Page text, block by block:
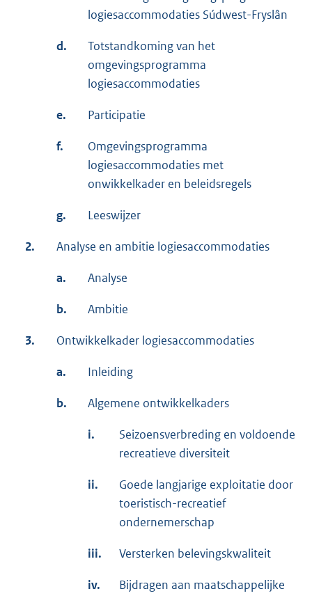
logiesaccommodaties Súdwest-Fryslân
d.
Totstandkoming van het
omgevingsprogramma
logiesaccommodaties
e. Participatie
f.
Omgevingsprogramma
logiesaccommodaties met
onwikkelkader en beleidsregels
g. Leeswijzer
2. Analyse en ambitie logiesaccommodaties
a. Analyse
b. Ambitie
3. Ontwikkelkader logiesaccommodaties
a. Inleiding
b. Algemene ontwikkelkaders
i.
Seizoensverbreding en voldoende
recreatieve diversiteit
ii.
Goede langjarige exploitatie door
toeristisch-recreatief
ondernemerschap
iii. Versterken belevingskwaliteit
iv.
Bijdragen aan maatschappelijke